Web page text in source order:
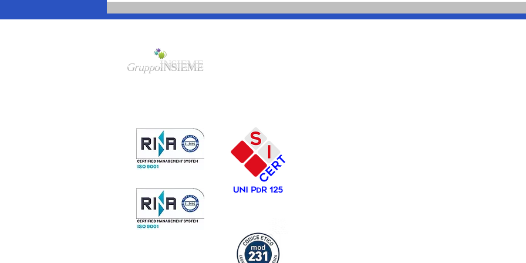
“terrone” a Torino, negli
Anni Sessanta, alle frontiere
ingressi, poi le uscite
volontarie
GruppoINSIEME